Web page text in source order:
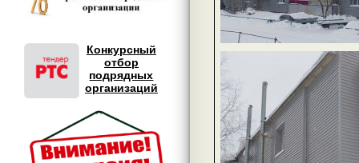
Конкурсный
отбор
подрядных
организаций